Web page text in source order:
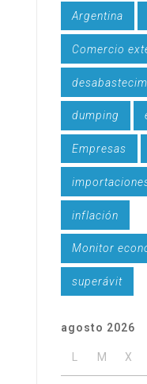
Argentina
Comercio
dumping
Empresas
inflación
Monitor
superávit
agosto 2026
M X